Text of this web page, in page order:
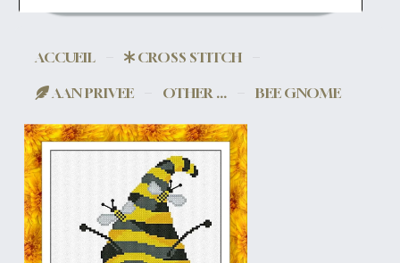
ACCUEIL
CROSS STITCH
AAN PRIVEE
OTHER ... BEE GNOME